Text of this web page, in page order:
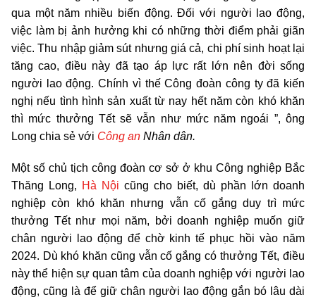
qua một năm nhiều biến động. Đối với người lao động,
việc làm bị ảnh hưởng khi có những thời điểm phải giãn
việc. Thu nhập giảm sút nhưng giá cả, chi phí sinh hoạt lại
tăng cao, điều này đã tạo áp lực rất lớn nên đời sống
người lao động. Chính vì thế Công đoàn công ty đã kiến
nghị nếu tình hình sản xuất từ nay hết năm còn khó khăn
thì mức thưởng Tết sẽ vẫn như mức năm ngoái ”, ông
Long chia sẻ với Công an Nhân dân.
Một số chủ tịch công đoàn cơ sở ở khu Công nghiệp Bắc
Thăng Long, Hà Nội cũng cho biết, dù phần lớn doanh
nghiệp còn khó khăn nhưng vẫn cố gắng duy trì mức
thưởng Tết như mọi năm, bởi doanh nghiệp muốn giữ
chân người lao động để chờ kinh tế phục hồi vào năm
2024. Dù khó khăn cũng vẫn cố gắng có thưởng Tết, điều
này thể hiện sự quan tâm của doanh nghiệp với người lao
động, cũng là để giữ chân người lao động gắn bó lâu dài